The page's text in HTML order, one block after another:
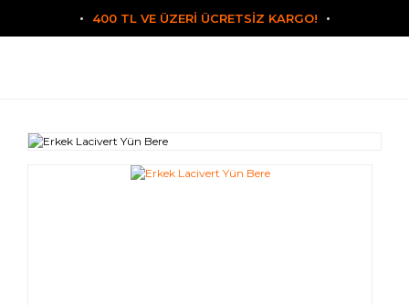
400 TL VE ÜZERİ ÜCRETSİZ KARGO!